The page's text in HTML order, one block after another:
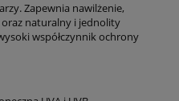
Zapewnia nawilżenie,
naturalny i jednolity
współczynnik ochrony